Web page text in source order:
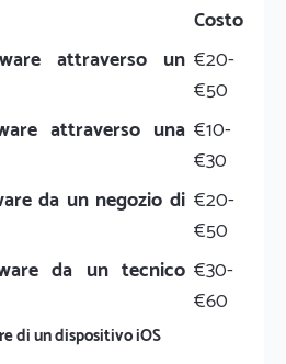
Costo
attraverso un €20-
€50
attraverso una €10-
€30
da un negozio di €20-
€50
da un tecnico €30-
€60
di un dispositivo iOS